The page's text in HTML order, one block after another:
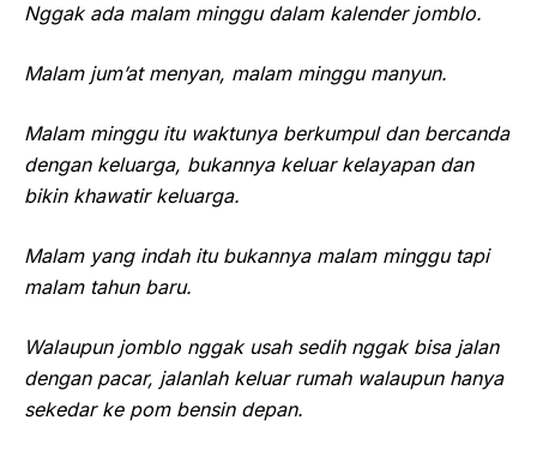
Nggak ada malam minggu dalam kalender jomblo.
Malam jum’at menyan, malam minggu manyun.
Malam minggu itu waktunya berkumpul dan bercanda
dengan keluarga, bukannya keluar kelayapan dan
bikin khawatir keluarga.
Malam yang indah itu bukannya malam minggu tapi
malam tahun baru.
Walaupun jomblo nggak usah sedih nggak bisa jalan
dengan pacar, jalanlah keluar rumah walaupun hanya
sekedar ke pom bensin depan.